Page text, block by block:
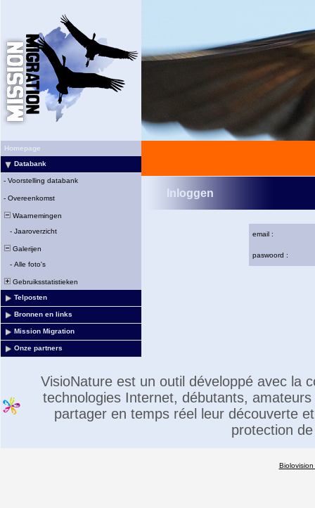
Homepage
Databank
- Voorstelling databank
- Overeenkomst
Waarnemingen
- Jaaroverzicht
Galerijen
- Alle foto's
Gebruiksstatistieken
Telposten
Bronnen en links
Mission Migration
Onze partners
Inloggen
email :
paswoord :
VisioNature est un outil développé avec la
technologies Internet, débutants,
partager en temps réel leur découverte
protection
Biolovision